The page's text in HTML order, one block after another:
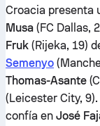
Croacia presenta
Musa (FC Dallas,
Fruk (Rijeka, 19)
Semenyo
Thomas-Asante
(Leicester City,
confía en José